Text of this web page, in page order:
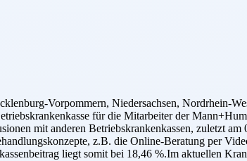
Vorpommern, Niedersachsen, Nordrhein-
für die Mitarbeiter der
mit anderen Betriebskrankenkassen, zuletzt
z.B. die Online-Beratung per
liegt somit bei 18,46 %.Im aktuellen